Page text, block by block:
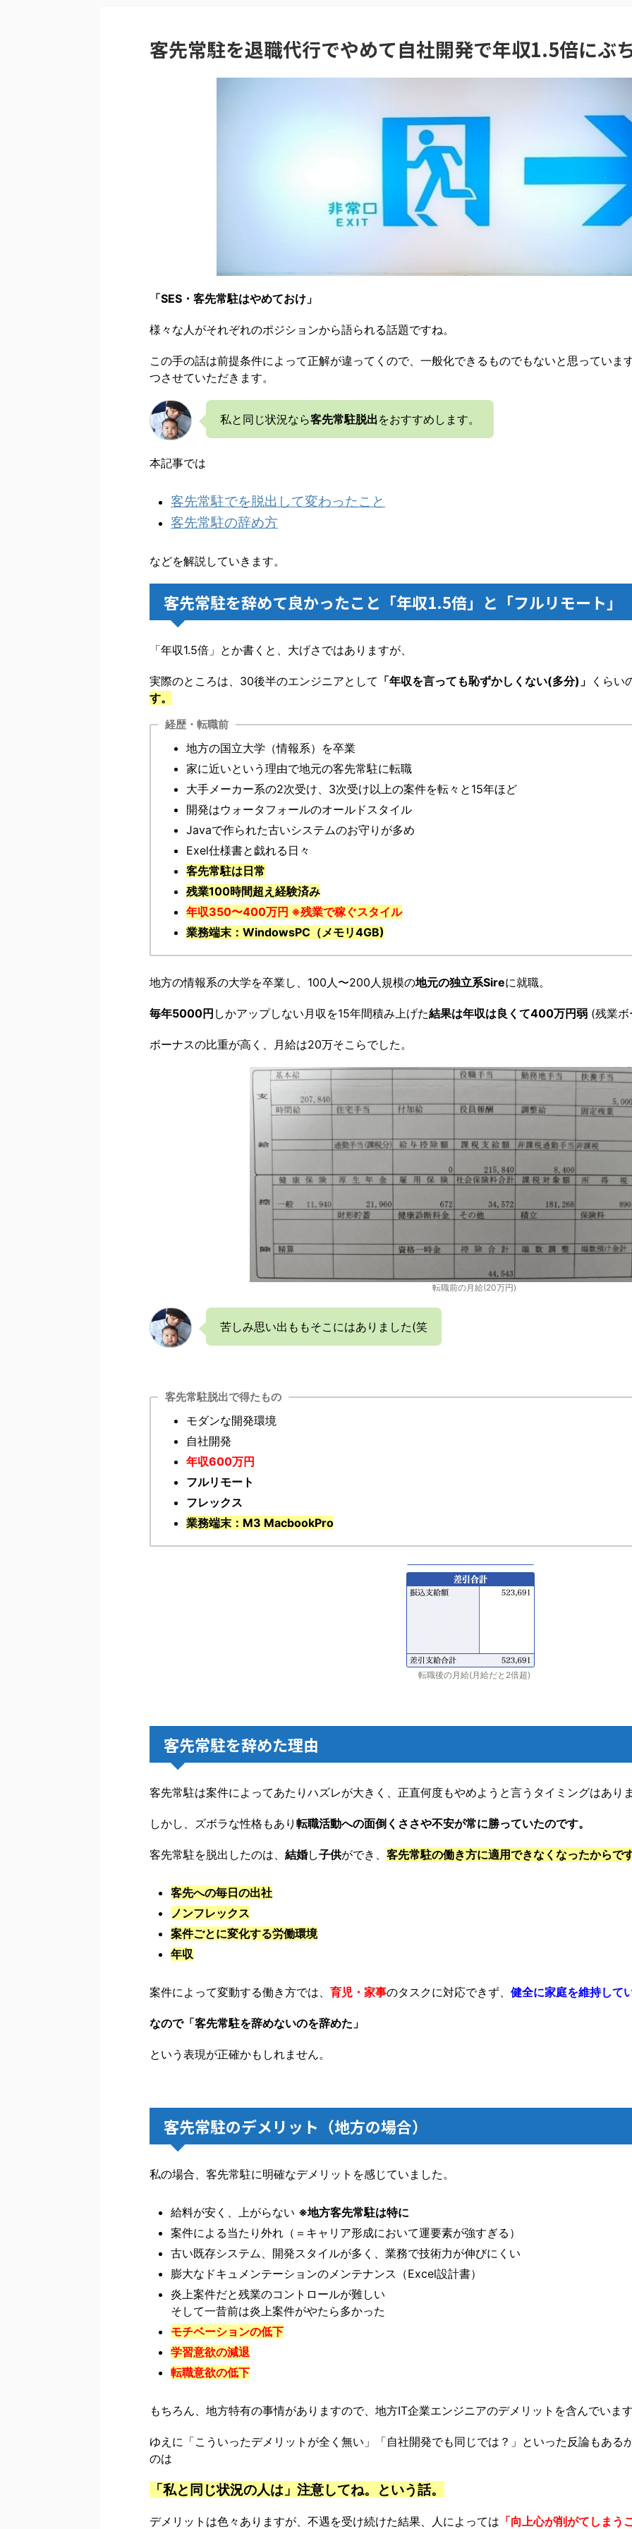
客先常駐を退職代行でやめて自社開発で年収1.5倍にぶ
「SES・客先常駐はやめておけ」
様々な人がそれぞれのポジションから語られる話題ですね。
この手の話は前提条件によって正解が違ってくので、一般化できるものでもないと思っていま
つさせていただきます。
私と同じ状況なら客先常駐脱出をおすすめします。
本記事では
客先常駐でを脱出して変わったこと
客先常駐の辞め方
などを解説していきます。
客先常駐を辞めて良かったこと「年収1.5倍」と「フルリモート」
「年収1.5倍」とか書くと、大げさではありますが、
実際のところは、30後半のエンジニアとして 「年収を言っても恥ずかしくない(多分)」 くらい
す。
経歴・転職前
地方の国立大学（情報系）を卒業
家に近いという理由で地元の客先常駐に転職
大手メーカー系の2次受け、3次受け以上の案件を転々と15年ほど
開発はウォータフォールのオールドスタイル
Javaで作られた古いシステムのお守りが多め
Exel仕様書と戯れる日々
客先常駐は日常
残業100時間超え経験済み
年収350〜400万円 ※残業で稼ぐスタイル
業務端末：WindowsPC（メモリ4GB)
地方の情報系の大学を卒業し、100人〜200人規模の地元の独立系Sireに就職。
毎年5000円 しかアップしない月収を15年間積み上げた結果は年収は良くて400万円弱 (残業ボ
ボーナスの比重が高く、月給は20万そこらでした。
転職前の月給(20万円)
苦しみ思い出ももそこにはありました(笑
客先常駐脱出で得たもの
モダンな開発環境
自社開発
年収600万円
フルリモート
フレックス
業務端末：M3 MacbookPro
転職後の月給(月給だと2倍超)
客先常駐を辞めた理由
客先常駐は案件によってあたりハズレが大きく、正直何度もやめようと言うタイミングはありま
しかし、ズボラな性格もあり 転職活動への面倒くささや不安が常に勝っていたのです。
客先常駐を脱出したのは、 結婚し子供ができ、 客先常駐の働き方に適用できなくなったからです
客先への毎日の出社
ノンフレックス
案件ごとに変化する労働環境
年収
案件によって変動する働き方では、 育児・家事のタスクに対応できず、 健全に家庭を維持して
なので「客先常駐を辞めないのを辞めた」
という表現が正確かもしれません。
客先常駐のデメリット（地方の場合）
私の場合、客先常駐に明確なデメリットを感じていました。
給料が安く、上がらない ※地方客先常駐は特に
案件による当たり外れ（＝キャリア形成において運要素が強すぎる）
古い既存システム、開発スタイルが多く、業務で技術力が伸びにくい
膨大なドキュメンテーションのメンテナンス（Excel設計書）
炎上案件だと残業のコントロールが難しい
そして一昔前は炎上案件がやたら多かった
モチベーションの低下
学習意欲の減退
転職意欲の低下
もちろん、地方特有の事情がありますので、地方IT企業エンジニアのデメリットを含んでいます
ゆえに「こういったデメリットが全く無い」「自社開発でも同じでは？」といった反論もある
のは
「私と同じ状況の人は」注意してね。という話。
デメリットは色々ありますが、不遇を受け続けた結果、人によっては 「向上心が削がてしまう